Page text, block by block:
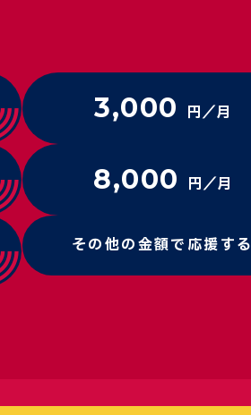
3,000 円／月
8,000 円／月
その他の金額で応援する